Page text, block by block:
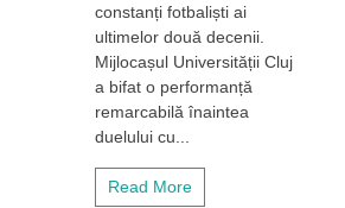
Universității
Cluj!
Decarul
veteran
a
constanți fotbaliști ai
ultimelor două decenii.
Mijlocașul Universității Cluj
a bifat o performanță
remarcabilă înaintea
duelului cu...
Read More